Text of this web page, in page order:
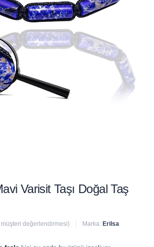
Varisit Taşı Doğal Taş
müşteri değerlendirmesi) Marka: Erilsa